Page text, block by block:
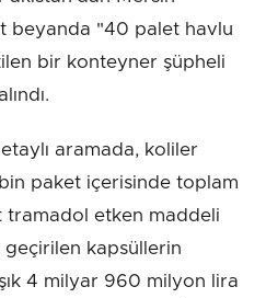
beyanda "40 palet havlu
bir konteyner şüpheli
aramada, koliler
paket içerisinde toplam
etken maddeli
kapsüllerin
4 milyar 960 milyon lira